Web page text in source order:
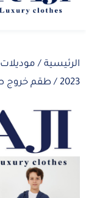
الرئيسية / موديلات
2023 / طقم خروج